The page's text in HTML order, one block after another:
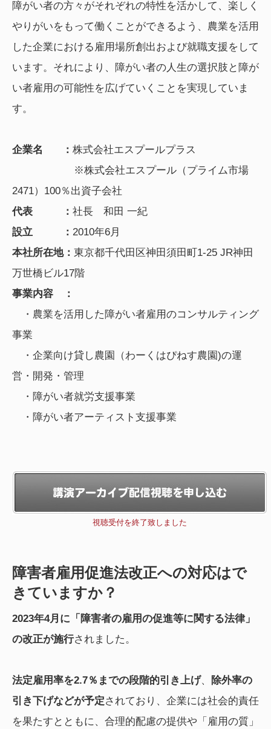
障がい者の方々がそれぞれの特性を活かして、楽しく
やりがいをもって働くことができるよう、農業を活用
した企業における雇用場所創出および就職支援をして
います。それにより、障がい者の人生の選択肢と障が
い者雇用の可能性を広げていくことを実現していま
す。
企業名 ： 株式会社エスプールプラス
※株式会社エスプール（プライム市場
2471）100％出資子会社
代表 ： 社長 和田 一紀
設立 ： 2010年6月
本社所在地： 東京都千代田区神田須田町1-25 JR神田
万世橋ビル17階
事業内容 ：
・農業を活用した障がい者雇用のコンサルティング
事業
・企業向け貸し農園（わーくはぴねす農園)の運
営・開発・管理
・障がい者就労支援事業
・障がい者アーティスト支援事業
視聴受付を終了致しました
障害者雇用促進法改正への対応はで
きていますか？
2023年4月に「障害者の雇用の促進等に関する法律」
の改正が施行されました。
法定雇用率を2.7％までの段階的引き上げ、
除外率の
引き下げなどが予定されており、企業には社会的責任
を果たすとともに、合理的配慮の提供や「雇用の質」